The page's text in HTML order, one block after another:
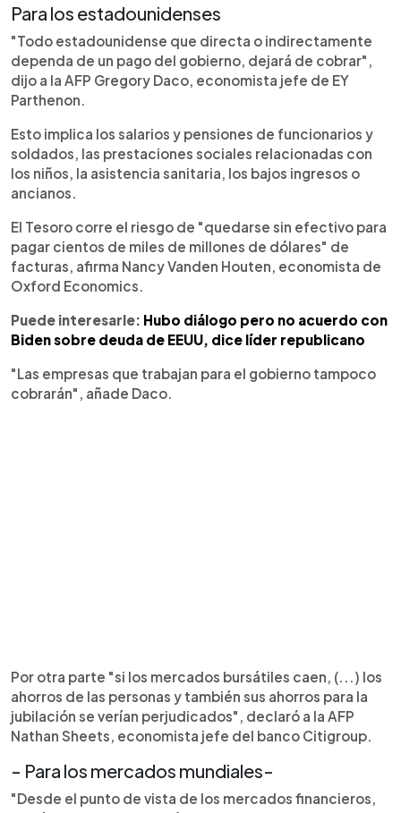
Para los estadounidenses
"Todo estadounidense que directa o indirectamente
dependa de un pago del gobierno, dejará de cobrar",
dijo a la AFP Gregory Daco, economista jefe de EY
Parthenon.
Esto implica los salarios y pensiones de funcionarios y
soldados, las prestaciones sociales relacionadas con
los niños, la asistencia sanitaria, los bajos ingresos o
ancianos.
El Tesoro corre el riesgo de "quedarse sin efectivo para
pagar cientos de miles de millones de dólares" de
facturas, afirma Nancy Vanden Houten, economista de
Oxford Economics.
Puede interesarle: Hubo diálogo pero no acuerdo con
Biden sobre deuda de EEUU, dice líder republicano
"Las empresas que trabajan para el gobierno tampoco
cobrarán", añade Daco.
Por otra parte "si los mercados bursátiles caen, (...) los
ahorros de las personas y también sus ahorros para la
jubilación se verían perjudicados", declaró a la AFP
Nathan Sheets, economista jefe del banco Citigroup.
- Para los mercados mundiales-
"Desde el punto de vista de los mercados financieros,